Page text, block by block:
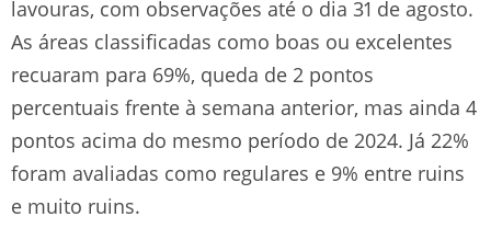
lavouras, com observações até o dia 31 de agosto.
As áreas classificadas como boas ou excelentes
recuaram para 69%, queda de 2 pontos
percentuais frente à semana anterior, mas ainda 4
pontos acima do mesmo período de 2024. Já 22%
foram avaliadas como regulares e 9% entre ruins
e muito ruins.